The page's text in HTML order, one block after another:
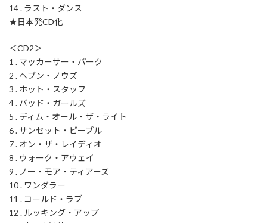
14 . ラスト・ダンス
★日本発CD化
＜CD2＞
1 . マッカーサー・パーク
2 . ヘブン・ノウズ
3 . ホット・スタッフ
4 . バッド・ガールズ
5 . ディム・オール・ザ・ライト
6 . サンセット・ピープル
7 . オン・ザ・レイディオ
8 . ウォーク・アウェイ
9 . ノー・モア・ティアーズ
10 . ワンダラー
11 . コールド・ラブ
12 . ルッキング・アップ